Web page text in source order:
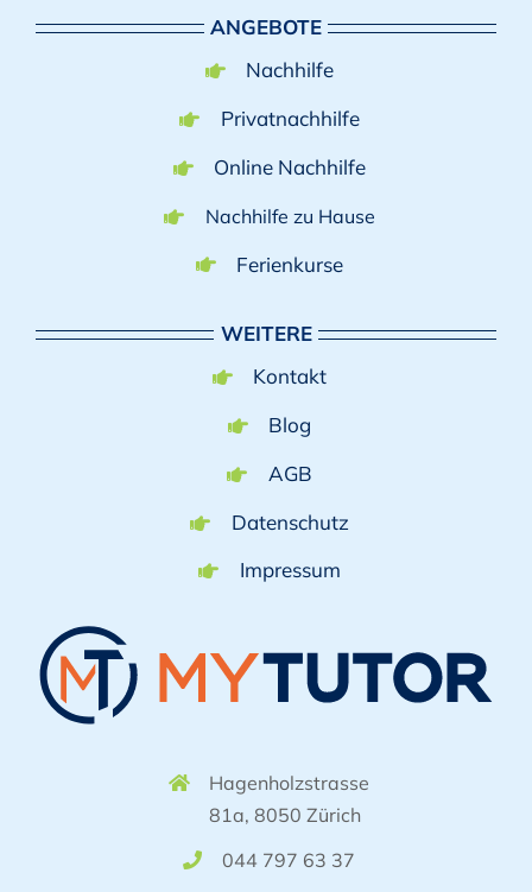
ANGEBOTE
Nachhilfe
Privatnachhilfe
Online Nachhilfe
Nachhilfe zu Hause
Ferienkurse
WEITERE
Kontakt
Blog
AGB
Datenschutz
Impressum
Hagenholzstrasse
81a, 8050 Zürich
044 797 63 37